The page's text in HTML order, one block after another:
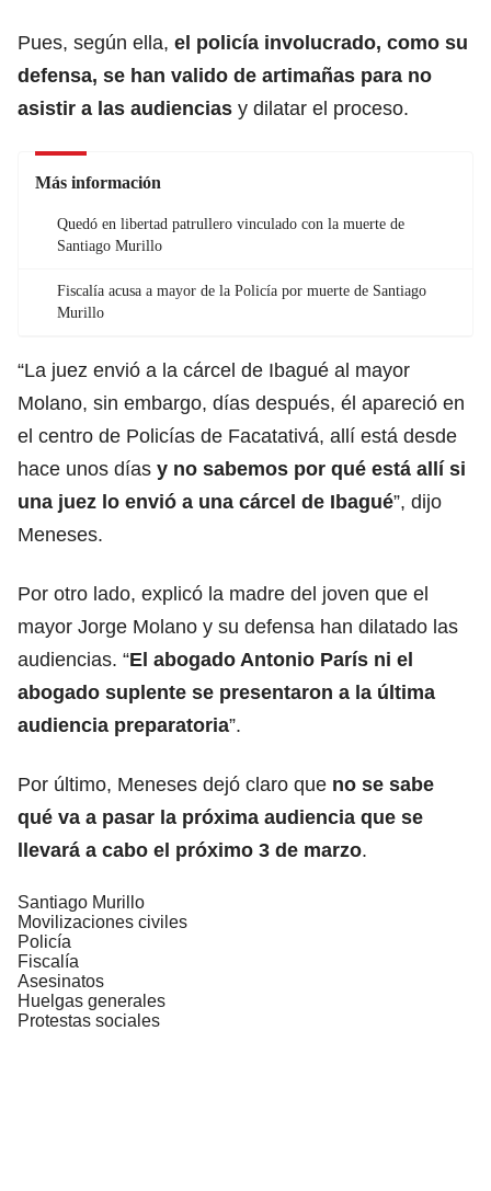
Pues, según ella, el policía involucrado, como su
defensa, se han valido de artimañas para no
asistir a las audiencias y dilatar el proceso.
Más información
Quedó en libertad patrullero vinculado con la muerte de
Santiago Murillo
Fiscalía acusa a mayor de la Policía por muerte de Santiago
Murillo
“La juez envió a la cárcel de Ibagué al mayor
Molano, sin embargo, días después, él apareció en
el centro de Policías de Facatativá, allí está desde
hace unos días y no sabemos por qué está allí si
una juez lo envió a una cárcel de Ibagué”, dijo
Meneses.
Por otro lado, explicó la madre del joven que el
mayor Jorge Molano y su defensa han dilatado las
audiencias. “El abogado Antonio París ni el
abogado suplente se presentaron a la última
audiencia preparatoria”.
Por último, Meneses dejó claro que no se sabe
qué va a pasar la próxima audiencia que se
llevará a cabo el próximo 3 de marzo.
Santiago Murillo
Movilizaciones civiles
Policía
Fiscalía
Asesinatos
Huelgas generales
Protestas sociales